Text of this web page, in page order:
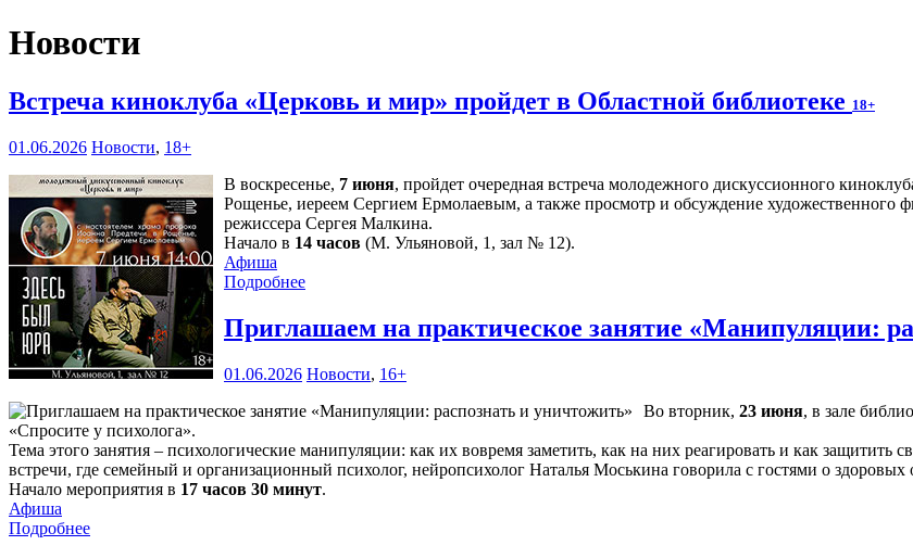
Новости
Встреча киноклуба «Церковь и мир» пройдет в Областной библиотеке 18+
01.06.2026 Новости, 18+
В воскресенье, 7 июня, пройдет очередная встреча молодежного дискуссионного
Рощенье, иереем Сергием Ермолаевым, а также просмотр и обсуждение художественного
режиссера Сергея Малкина.
Начало в 14 часов (М. Ульяновой, 1, зал № 12).
Афиша
Подробнее
Приглашаем на практическое занятие «Манипуляции:
01.06.2026 Новости, 16+
Во вторник, 23 июня, в зале
«Спросите у психолога».
Тема этого занятия – психологические манипуляции: как их вовремя заметить, как на них реагировать и как
встречи, где семейный и организационный психолог, нейропсихолог Наталья Моськина говорила с гостями о здоровых
Начало мероприятия в 17 часов 30 минут.
Афиша
Подробнее